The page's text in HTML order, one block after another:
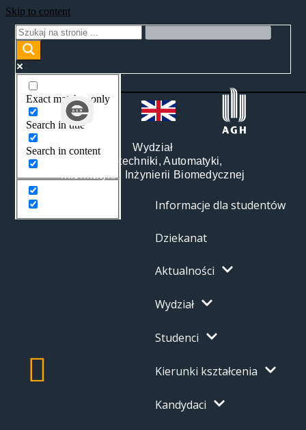
Skip to content
Exact matches only
Search in title
Search in content
Wydział
Elektrotechniki, Automatyki,
Informatyki i Inżynierii Biomedycznej
Informacje dla studentów
Dziekanat
Aktualności
Wydział
Studenci
Kierunki kształcenia
Kandydaci